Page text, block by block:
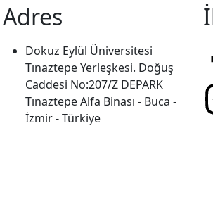
Adres
Dokuz Eylül Üniversitesi
Tınaztepe Yerleşkesi. Doğuş
Caddesi No:207/Z DEPARK
Tınaztepe Alfa Binası - Buca -
İzmir - Türkiye